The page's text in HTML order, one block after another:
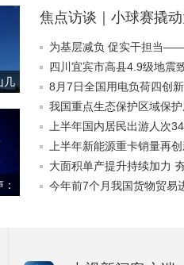
几
焦点访谈｜小球赛撬
动能
为基层减负 促实干担当
台两周年观察
四川宜宾市高县4.9级地震
8月7日全国用电负荷四创
我国重点生态保护区域保
上半年国内居民出游人次
上半年新能源重卡销量再
大面积单产提升持续加力
今年前7个月我国货物贸易